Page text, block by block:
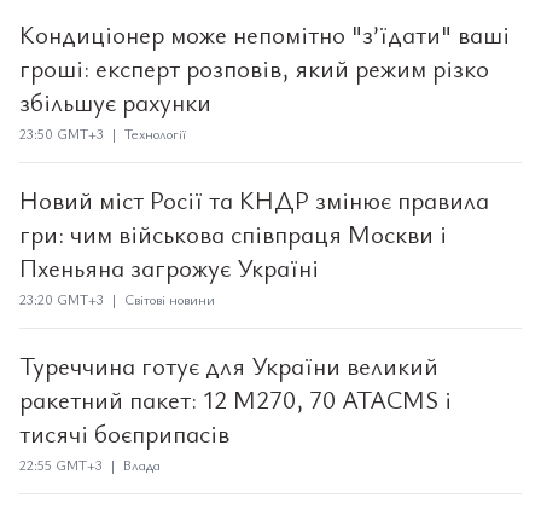
Кондиціонер може непомітно "з’їдати" ваші
гроші: експерт розповів, який режим різко
збільшує рахунки
23:50 GMT+3 | Технології
Новий міст Росії та КНДР змінює правила
гри: чим військова співпраця Москви і
Пхеньяна загрожує Україні
23:20 GMT+3 | Світові новини
Туреччина готує для України великий
ракетний пакет: 12 M270, 70 ATACMS і
тисячі боєприпасів
22:55 GMT+3 | Влада